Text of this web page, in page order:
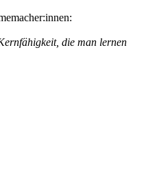
die man lernen